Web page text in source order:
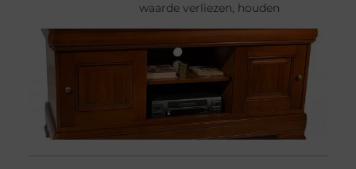
waarde verliezen, houden